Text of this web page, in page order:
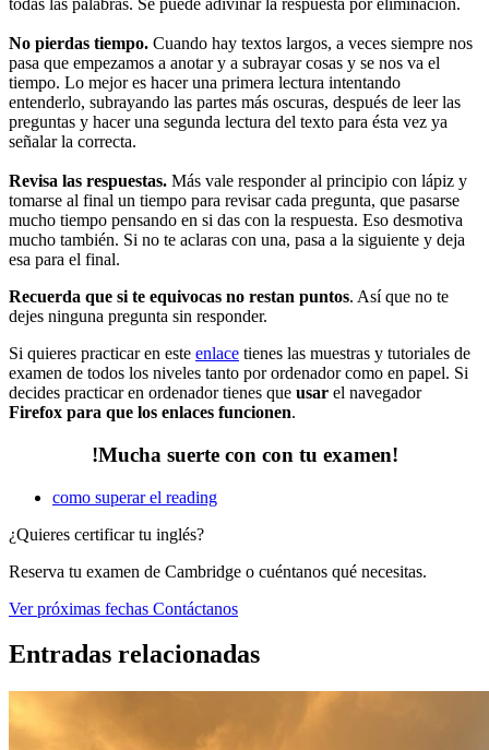
todas las palabras. Se puede adivinar la respuesta por eliminación.
No pierdas tiempo. Cuando hay textos largos, a veces siempre nos
pasa que empezamos a anotar y a subrayar cosas y se nos va el
tiempo. Lo mejor es hacer una primera lectura intentando
entenderlo, subrayando las partes más oscuras, después de leer las
preguntas y hacer una segunda lectura del texto para ésta vez ya
señalar la correcta.
Revisa las respuestas. Más vale responder al principio con lápiz y
tomarse al final un tiempo para revisar cada pregunta, que pasarse
mucho tiempo pensando en si das con la respuesta. Eso desmotiva
mucho también. Si no te aclaras con una, pasa a la siguiente y deja
esa para el final.
Recuerda que si te equivocas no restan puntos. Así que no te
dejes ninguna pregunta sin responder.
Si quieres practicar en este enlace tienes las muestras y tutoriales de
examen de todos los niveles tanto por ordenador como en papel. Si
decides practicar en ordenador tienes que usar el navegador
Firefox para que los enlaces funcionen.
!Mucha suerte con con tu examen!
como superar el reading
¿Quieres certificar tu inglés?
Reserva tu examen de Cambridge o cuéntanos qué necesitas.
Ver próximas fechas Contáctanos
Entradas relacionadas